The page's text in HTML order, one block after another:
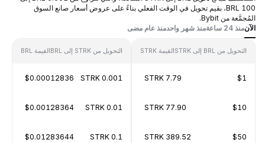
100 BRL، بقيم تحويل في الوقت الفعلي بناءً على عروض أسعار صانع السوق
المُجمَّعة من Bybit.
الآنمنذ 24 ساعة منذ شهر واحدمنذ عام مضى
التحويل من BRL إلى STRK القيمة STRK
$1
7.79 STRK
$10
77.90 STRK
$50
389.52 STRK
التحويل من STRK إلى BRL القيمة BRL
0.001 STRK
$0.00012836
0.01 STRK
$0.00128364
0.1 STRK
$0.01283644